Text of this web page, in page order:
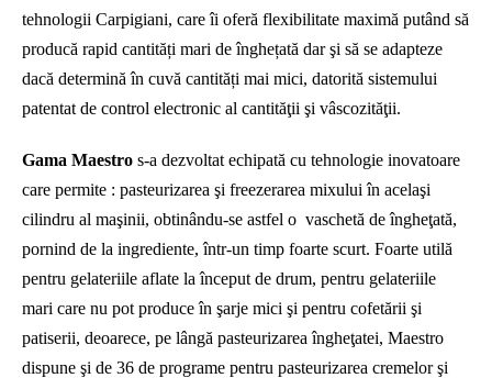
tehnologii Carpigiani, care îi oferă flexibilitate maximă putând să
producă rapid cantități mari de înghețată dar şi să se adapteze
dacă determină în cuvă cantități mai mici, datorită sistemului
patentat de control electronic al cantităţii şi vâscozităţii.
Gama Maestro s-a dezvoltat echipată cu tehnologie inovatoare
care permite : pasteurizarea şi freezerarea mixului în acelaşi
cilindru al maşinii, obtinându-se astfel o vaschetă de îngheţată,
pornind de la ingrediente, într-un timp foarte scurt. Foarte utilă
pentru gelateriile aflate la început de drum, pentru gelateriile
mari care nu pot produce în şarje mici şi pentru cofetării şi
patiserii, deoarece, pe lângă pasteurizarea îngheţatei, Maestro
dispune şi de 36 de programe pentru pasteurizarea cremelor şi